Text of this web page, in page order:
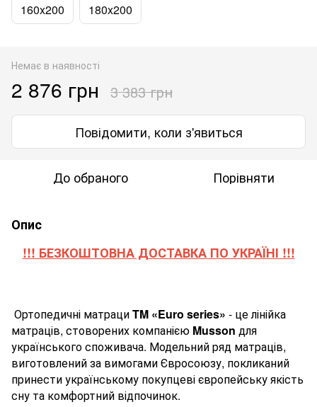
160x200 180x200
Немає в наявності
2 876 грн 3 383 грн
Повідомити, коли з'явиться
До обраного Порівняти
Опис
!!! БЕЗКОШТОВНА ДОСТАВКА ПО УКРАЇНІ !!!
Ортопедичні матрациTM «Euro series» - це лінійка
матраців, стоворених компанією Musson для
українського споживача. Модельний ряд матраців,
виготовлений за вимогами Євросоюзу, покликаний
принести українському покупцеві європейську якість
сну та комфортний відпочинок.